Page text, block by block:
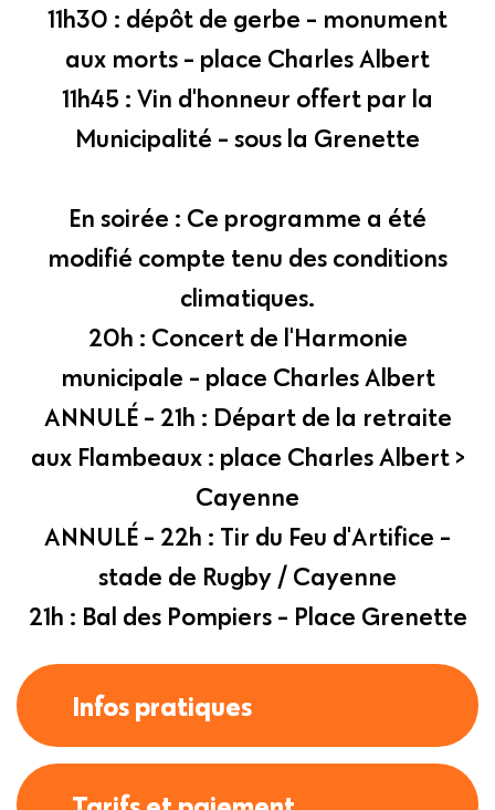
11h30 : dépôt de gerbe - monument
aux morts - place Charles Albert
11h45 : Vin d'honneur offert par la
Municipalité - sous la Grenette
En soirée : Ce programme a été
modifié compte tenu des conditions
climatiques.
20h : Concert de l'Harmonie
municipale - place Charles Albert
ANNULÉ - 21h : Départ de la retraite
aux Flambeaux : place Charles Albert >
Cayenne
ANNULÉ - 22h : Tir du Feu d'Artifice -
stade de Rugby / Cayenne
21h : Bal des Pompiers - Place Grenette
Infos pratiques